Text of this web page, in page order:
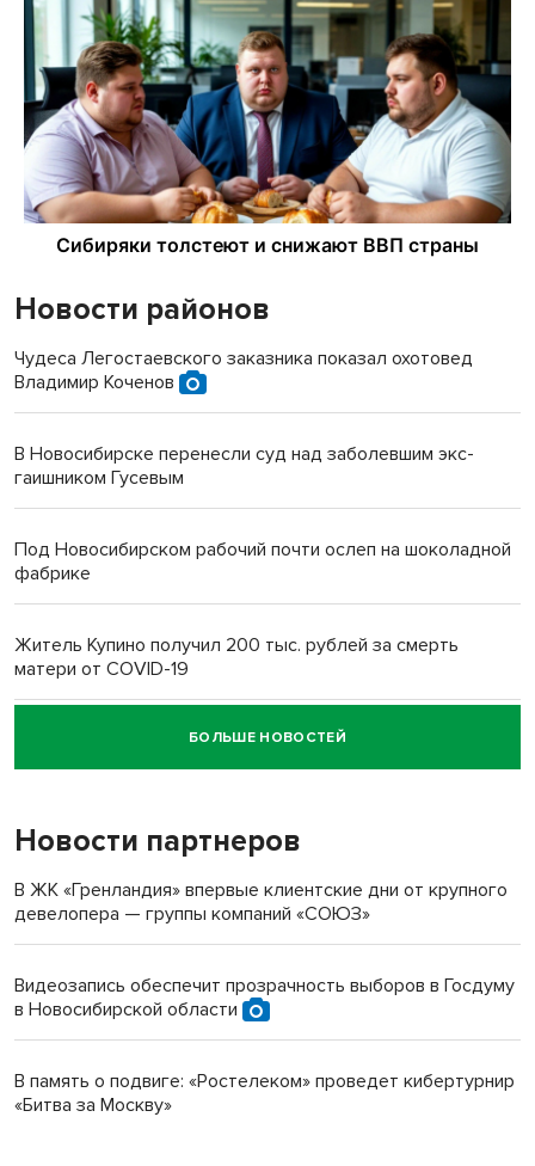
Новости районов
Чудеса Легостаевского заказника показал охотовед
Владимир Коченов
В Новосибирске перенесли суд над заболевшим экс-
гаишником Гусевым
Под Новосибирском рабочий почти ослеп на шоколадной
фабрике
Житель Купино получил 200 тыс. рублей за смерть
матери от COVID-19
Новосибирский суд наказал водителя за смерть
пенсионерки на вокзале
БОЛЬШЕ НОВОСТЕЙ
Новости партнеров
В ЖК «Гренландия» впервые клиентские дни от крупного
девелопера — группы компаний «СОЮЗ»
Видеозапись обеспечит прозрачность выборов в Госдуму
в Новосибирской области
В память о подвиге: «Ростелеком» проведет кибертурнир
«Битва за Москву»